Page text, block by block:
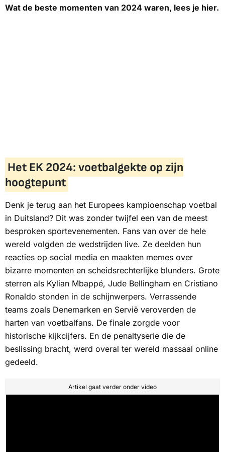
Wat de beste momenten van 2024 waren, lees je hier.
Het EK 2024: voetbalgekte op zijn
hoogtepunt
Denk je terug aan het Europees kampioenschap voetbal
in Duitsland? Dit was zonder twijfel een van de meest
besproken sportevenementen. Fans van over de hele
wereld volgden de wedstrijden live. Ze deelden hun
reacties op social media en maakten memes over
bizarre momenten en scheidsrechterlijke blunders. Grote
sterren als Kylian Mbappé, Jude Bellingham en Cristiano
Ronaldo stonden in de schijnwerpers. Verrassende
teams zoals Denemarken en Servië veroverden de
harten van voetbalfans. De finale zorgde voor
historische kijkcijfers. En de penaltyserie die de
beslissing bracht, werd overal ter wereld massaal online
gedeeld.
Artikel gaat verder onder video